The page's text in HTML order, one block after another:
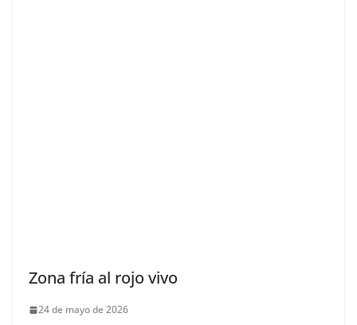
Zona fría al rojo vivo
24 de mayo de 2026